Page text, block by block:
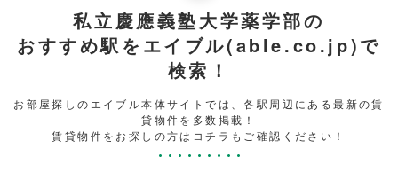
私立慶應義塾大学薬学部の
おすすめ駅をエイブル(able.co.jp)で
検索！
お部屋探しのエイブル本体サイトでは、各駅周辺にある最新の賃
貸物件を多数掲載！
賃貸物件をお探しの方はコチラもご確認ください！